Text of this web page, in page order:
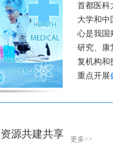
首都医科
大学和中
心是我国
研究、康
复机构和
重点开展
更多>>
源共建共享